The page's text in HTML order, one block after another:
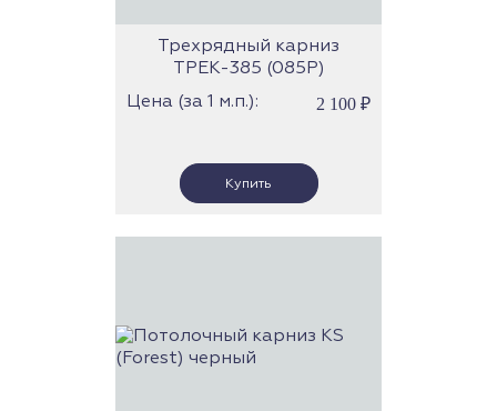
Трехрядный карниз
ТРЕК-385 (085Р)
(роликовые бегунки)
Цена (за 1 м.п.): 2 100 ₽